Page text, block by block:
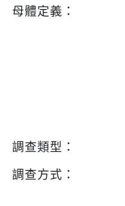
母體定義：
調查類型：
調查方式：